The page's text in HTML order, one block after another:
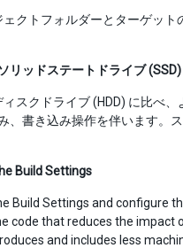
クトフォルダーとターゲッ
リッドステートドライブ
スクドライブ (HDD) に比べ
、書き込み操作を伴います。
Build Settings
Build Settings and configure
code that reduces the impact
and includes less